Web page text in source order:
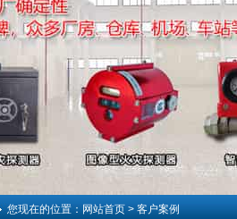
您现在的位置： 网站首页> 客户案例